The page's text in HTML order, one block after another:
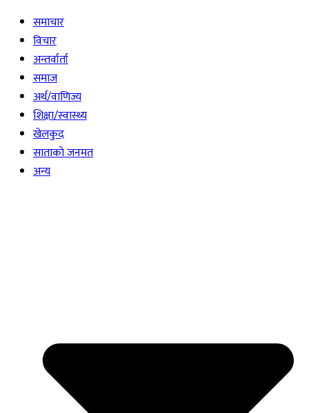
समाचार
विचार
अन्तर्वार्ता
समाज
अर्थ/वाणिज्य
शिक्षा/स्वास्थ्य
खेलकुद
साताकाे जनमत
अन्य